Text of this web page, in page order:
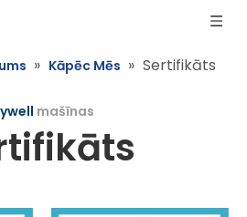
» Kāpēc Mēs » Sertifikāts
mašīnas